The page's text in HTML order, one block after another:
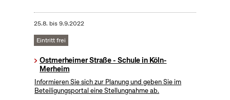
25.8. bis9.9.2022
Eintritt frei
Ostmerheimer Straße - Schule in Köln-
Merheim
Informieren Sie sich zur Planung und geben Sie im
Beteiligungsportal eine Stellungnahme ab.